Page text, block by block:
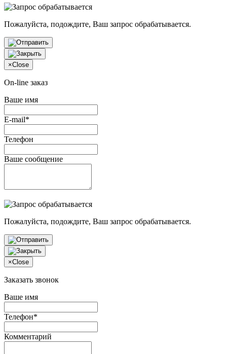
Пожалуйста, подождите, Ваш запрос обрабатывается.
×Close
On-line заказ
Ваше имя
E-mail*
Телефон
Ваше сообщение
Пожалуйста, подождите, Ваш запрос обрабатывается.
×Close
Заказать звонок
Ваше имя
Телефон*
Комментарий